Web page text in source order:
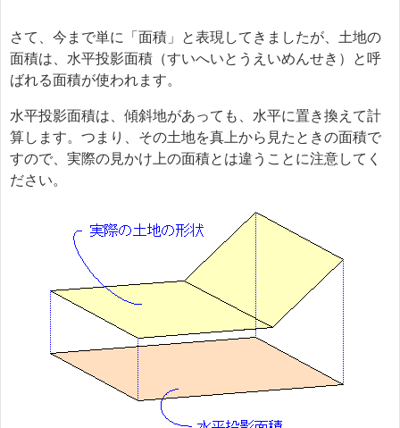
さて、今まで単に「面積」と表現してきましたが、土地の
面積は、水平投影面積（すいへいとうえいめんせき）と呼
ばれる面積が使われます。
水平投影面積は、傾斜地があっても、水平に置き換えて計
算します。つまり、その土地を真上から見たときの面積で
すので、実際の見かけ上の面積とは違うことに注意してく
ださい。